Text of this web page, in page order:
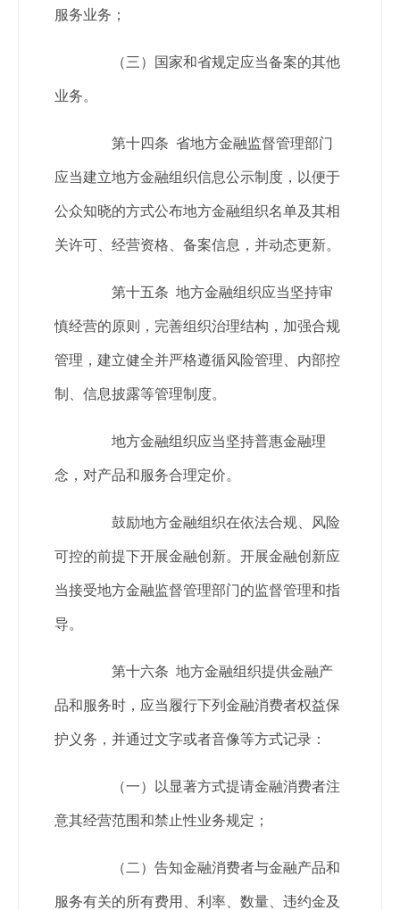
服务业务；
（三）国家和省规定应当备案的其他
业务。
第十四条 省地方金融监督管理部门
应当建立地方金融组织信息公示制度，以便于
公众知晓的方式公布地方金融组织名单及其相
关许可、经营资格、备案信息，并动态更新。
第十五条 地方金融组织应当坚持审
慎经营的原则，完善组织治理结构，加强合规
管理，建立健全并严格遵循风险管理、内部控
制、信息披露等管理制度。
地方金融组织应当坚持普惠金融理
念，对产品和服务合理定价。
鼓励地方金融组织在依法合规、风险
可控的前提下开展金融创新。开展金融创新应
当接受地方金融监督管理部门的监督管理和指
导。
第十六条 地方金融组织提供金融产
品和服务时，应当履行下列金融消费者权益保
护义务，并通过文字或者音像等方式记录：
（一）以显著方式提请金融消费者注
意其经营范围和禁止性业务规定；
（二）告知金融消费者与金融产品和
服务有关的所有费用、利率、数量、违约金及